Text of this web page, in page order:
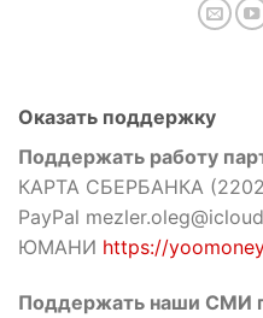
Оказать поддержку
Поддержать работу
КАРТА СБЕРБАНКА
PayPal
ЮМАНИ https://
Поддержать наши СМИ